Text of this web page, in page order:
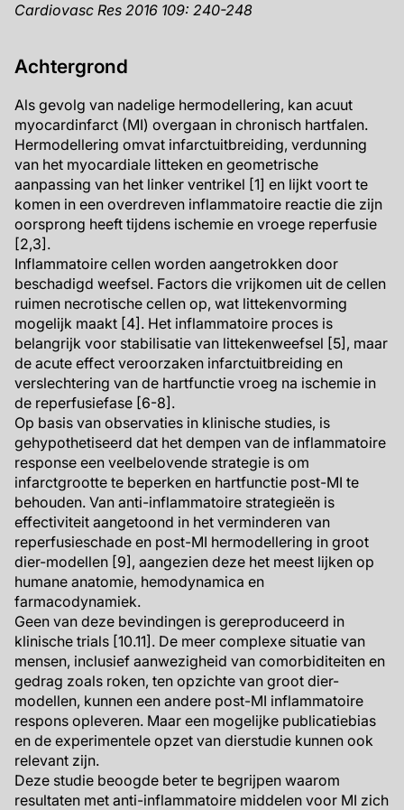
Cardiovasc Res 2016 109: 240-248
Achtergrond
Als gevolg van nadelige hermodellering, kan acuut
myocardinfarct (MI) overgaan in chronisch hartfalen.
Hermodellering omvat infarctuitbreiding, verdunning
van het myocardiale litteken en geometrische
aanpassing van het linker ventrikel [1] en lijkt voort te
komen in een overdreven inflammatoire reactie die zijn
oorsprong heeft tijdens ischemie en vroege reperfusie
[2,3].
Inflammatoire cellen worden aangetrokken door
beschadigd weefsel. Factors die vrijkomen uit de cellen
ruimen necrotische cellen op, wat littekenvorming
mogelijk maakt [4]. Het inflammatoire proces is
belangrijk voor stabilisatie van littekenweefsel [5], maar
de acute effect veroorzaken infarctuitbreiding en
verslechtering van de hartfunctie vroeg na ischemie in
de reperfusiefase [6-8].
Op basis van observaties in klinische studies, is
gehypothetiseerd dat het dempen van de inflammatoire
response een veelbelovende strategie is om
infarctgrootte te beperken en hartfunctie post-MI te
behouden. Van anti-inflammatoire strategieën is
effectiviteit aangetoond in het verminderen van
reperfusieschade en post-MI hermodellering in groot
dier-modellen [9], aangezien deze het meest lijken op
humane anatomie, hemodynamica en
farmacodynamiek.
Geen van deze bevindingen is gereproduceerd in
klinische trials [10.11]. De meer complexe situatie van
mensen, inclusief aanwezigheid van comorbiditeiten en
gedrag zoals roken, ten opzichte van groot dier-
modellen, kunnen een andere post-MI inflammatoire
respons opleveren. Maar een mogelijke publicatiebias
en de experimentele opzet van dierstudie kunnen ook
relevant zijn.
Deze studie beoogde beter te begrijpen waarom
resultaten met anti-inflammatoire middelen voor MI zich